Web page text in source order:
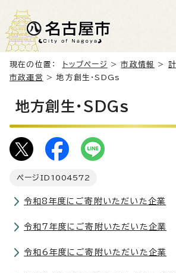
現在の位置： トップページ >市政情報 >
市政運営
> 地方創生・SDGs
地方創生・SDGs
ページID 1004572
令和8年度にご寄附いただいた企業
令和7年度にご寄附いただいた企業
令和6年度にご寄附いただいた企業